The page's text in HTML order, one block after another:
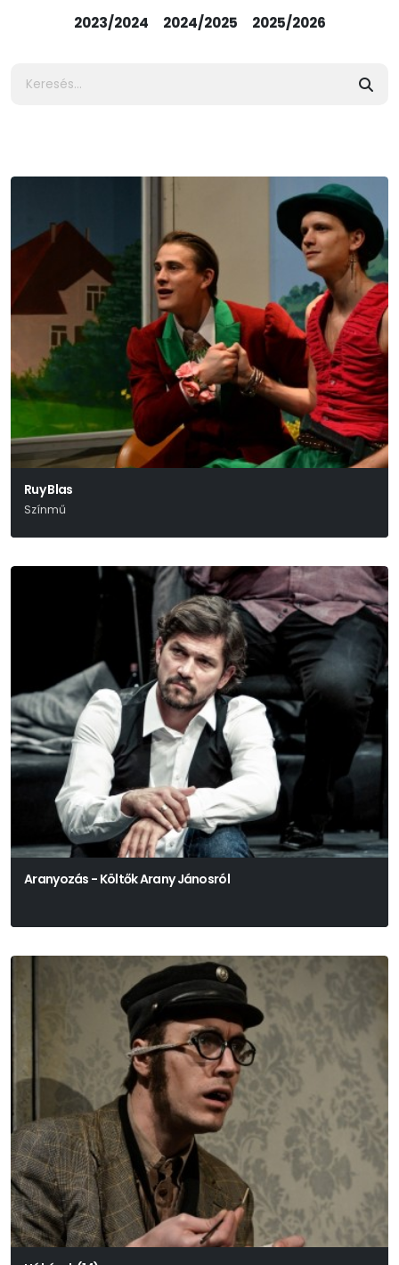
2023/2024
2024/2025 2025/2026
Ruy Blas
Színmű
Aranyozás - Költők Arany Jánosról